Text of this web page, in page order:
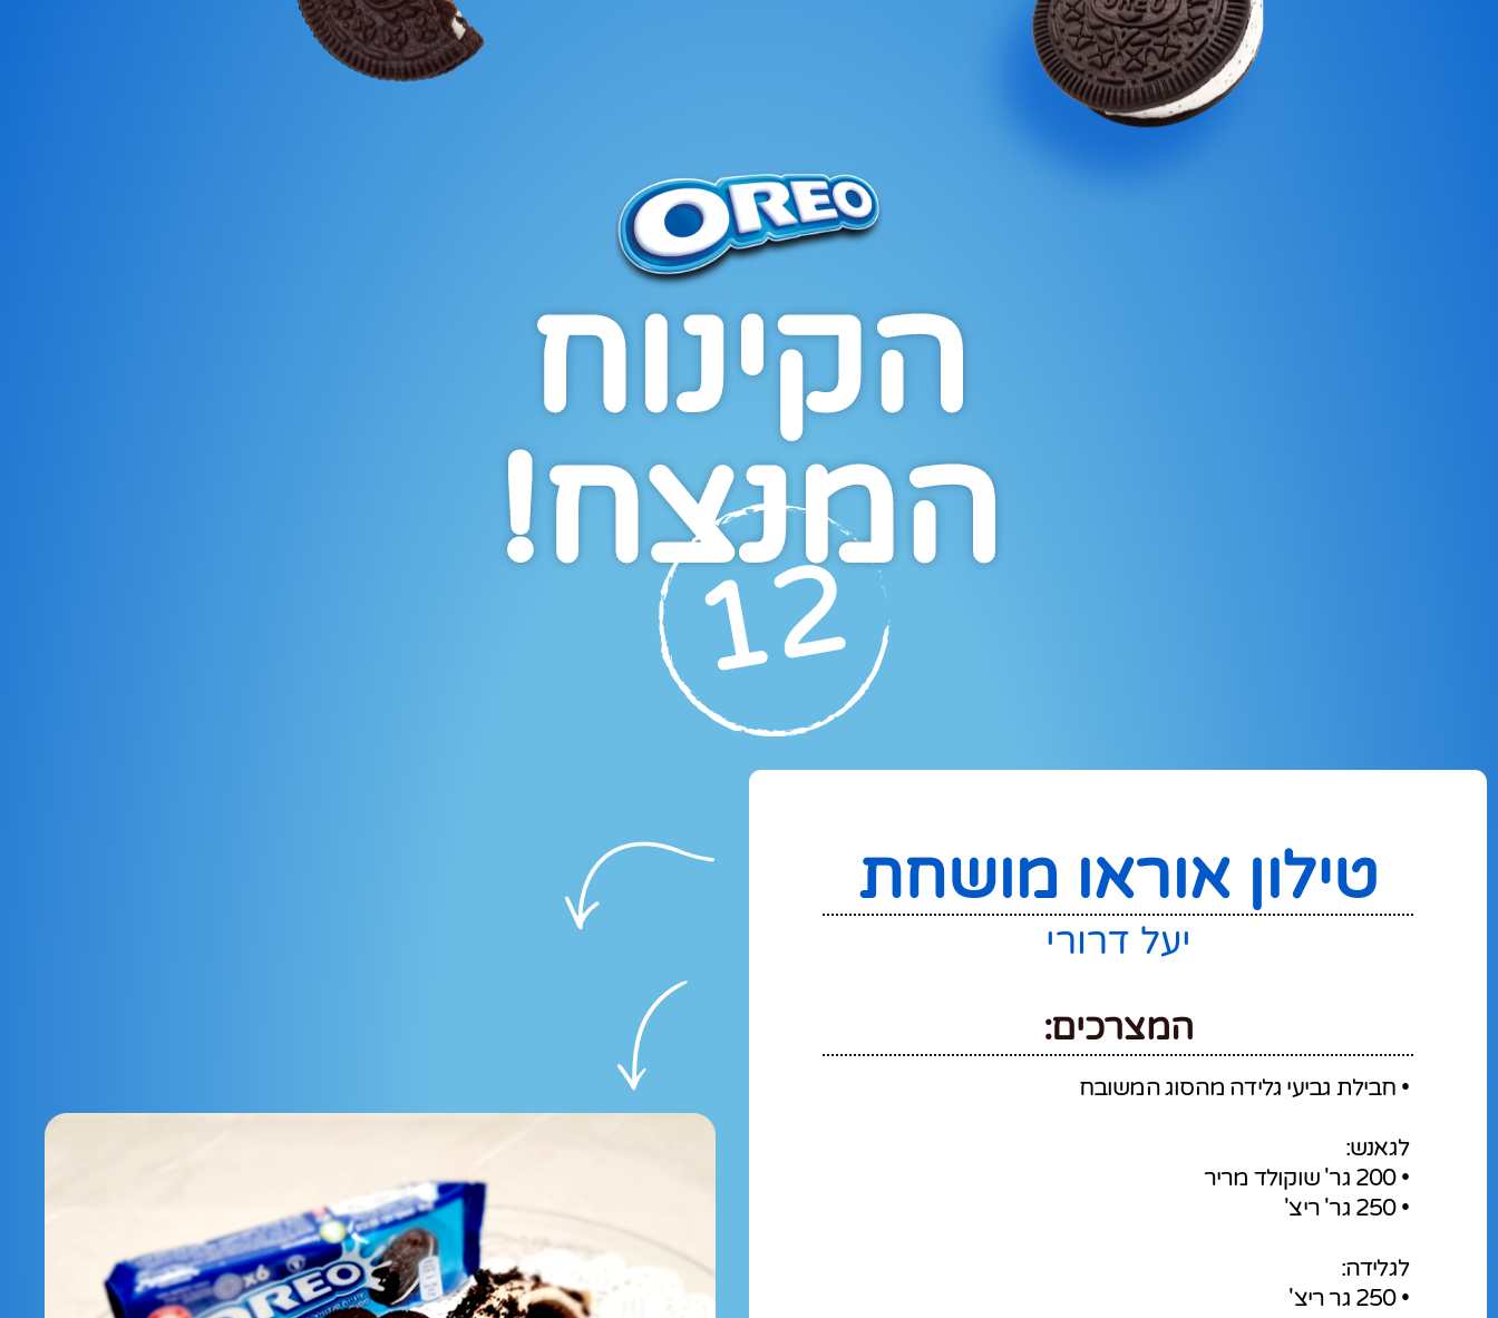
הקינוח
המנצח!
טילון אוראו מושחת
יעל דרורי
המצרכים:
• חבילת גביעי גלידה מהסוג המשובח
לגאנש:
• 200 גר' שוקולד מריר
• 250 גר' ריצ'
לגלידה:
• 250 גר ריצ'